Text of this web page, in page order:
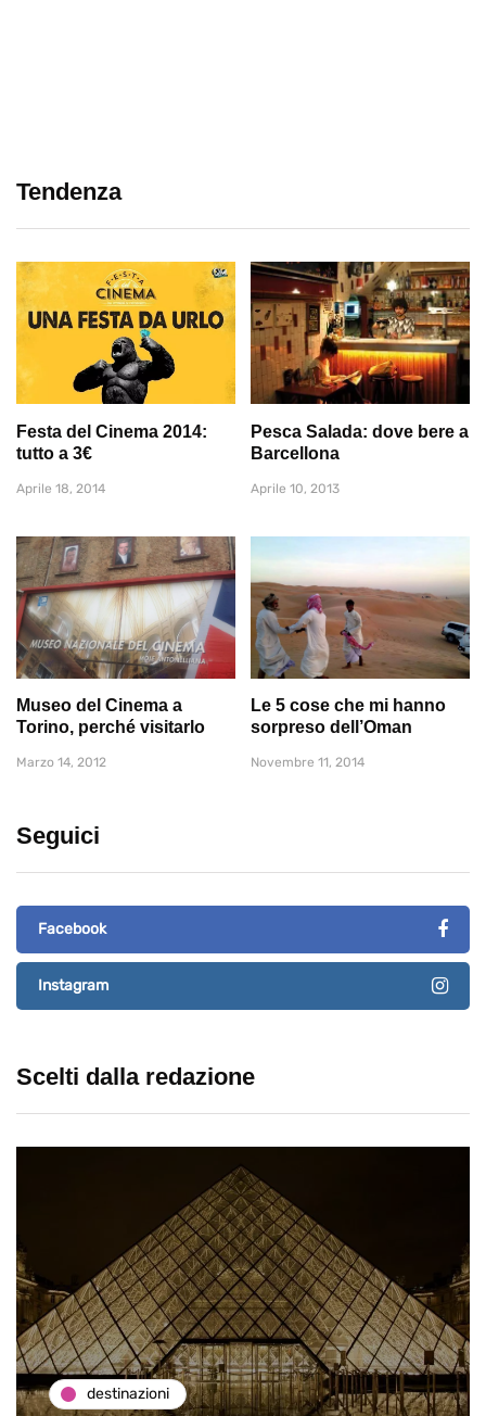
Tendenza
Festa del Cinema 2014:
tutto a 3€
Aprile 18, 2014
Pesca Salada: dove bere a
Barcellona
Aprile 10, 2013
Museo del Cinema a
Torino, perché visitarlo
Marzo 14, 2012
Le 5 cose che mi hanno
sorpreso dell’Oman
Novembre 11, 2014
Seguici
Facebook
Instagram
Scelti dalla redazione
destinazioni